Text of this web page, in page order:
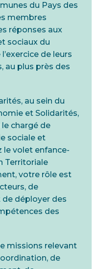
du Pays des
membres
réponses aux
sociaux du
de leurs
au plus près des
au sein du
et Solidarités,
chargé de
sociale et
le volet enfance-
Territoriale
votre rôle est
de
déployer des
des
missions relevant
de